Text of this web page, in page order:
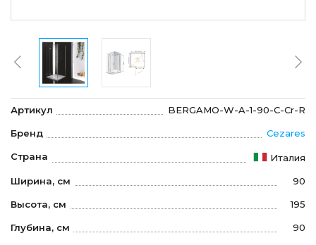
Артикул BERGAMO-W-A-1-90-C-Cr-R
Бренд Cezares
Страна Италия
Ширина, см 90
Высота, см 195
Глубина, см 90